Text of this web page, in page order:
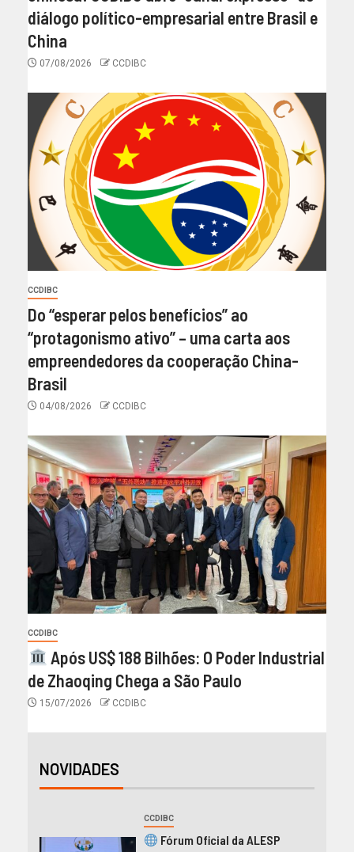
diálogo político-empresarial entre Brasil e
China
07/08/2026 CCDIBC
CCDIBC
Do “esperar pelos benefícios” ao
“protagonismo ativo” – uma carta aos
empreendedores da cooperação China-
Brasil
04/08/2026 CCDIBC
CCDIBC
Após US$ 188 Bilhões: O Poder Industrial
de Zhaoqing Chega a São Paulo
15/07/2026 CCDIBC
NOVIDADES
CCDIBC
Fórum Oficial da ALESP